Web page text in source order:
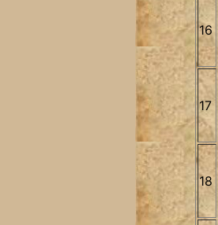
16
17
18